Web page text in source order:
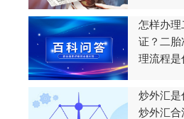
怎样办理
证？二胎
理流程是
炒外汇是
炒外汇合